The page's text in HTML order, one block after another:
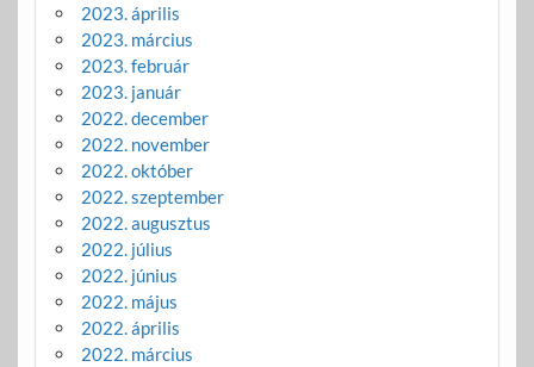
2023. április
2023. március
2023. február
2023. január
2022. december
2022. november
2022. október
2022. szeptember
2022. augusztus
2022. július
2022. június
2022. május
2022. április
2022. március